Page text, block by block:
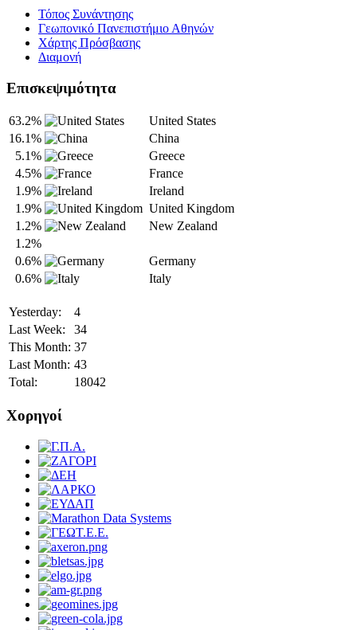
Τόπος Συνάντησης
Γεωπονικό Πανεπιστήμιο Αθηνών
Χάρτης Πρόσβασης
Διαμονή
Επισκεψιμότητα
63.2%
United States
16.1%
China
5.1%
Greece
4.5%
France
1.9%
Ireland
1.9%
United Kingdom
1.2%
New Zealand
1.2%
0.6%
Germany
0.6%
Italy
Yesterday:
4
Last Week:
34
This Month: 37
Last Month: 43
Total:
18042
Χορηγοί